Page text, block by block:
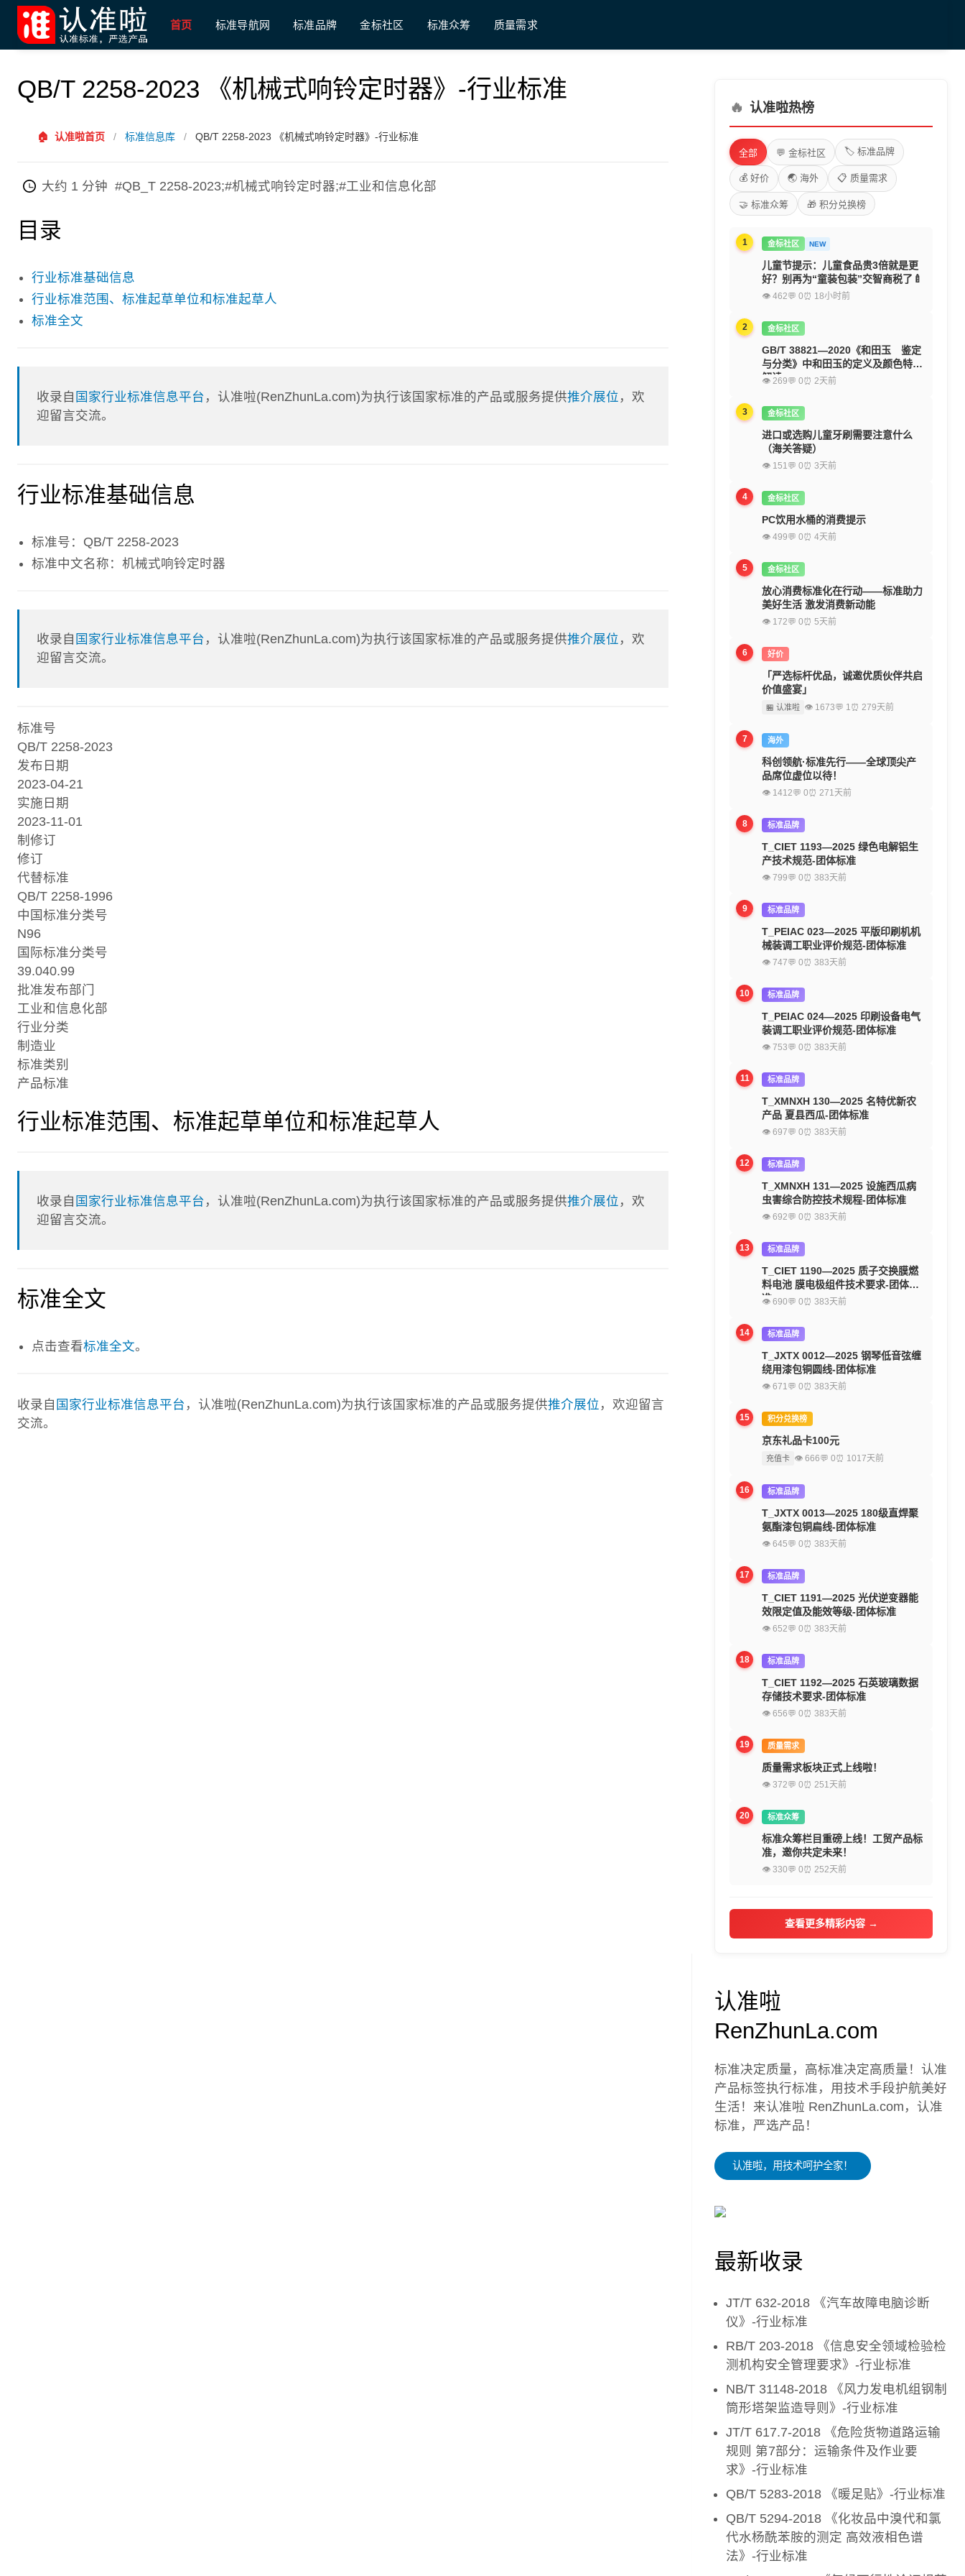
首页 标准导航网 标准品牌 金标社区 标准众筹 质量需求
QB/T 2258-2023 《机械式响铃定时器》-行业标准
🏠 认准啦首页 / 标准信息库 / QB/T 2258-2023 《机械式响铃定时器》-行业标准
大约 1 分钟 #QB_T 2258-2023;#机械式响铃定时器;#工业和信息化部
目录
行业标准基础信息
行业标准范围、标准起草单位和标准起草人
标准全文
收录自 国家行业标准信息平台 ，认准啦(RenZhunLa.com)为执行该国家标准的产品或服务提供推介展位 ，欢
迎留言交流。
行业标准基础信息
标准号：QB/T 2258-2023
标准中文名称：机械式响铃定时器
收录自 国家行业标准信息平台 ，认准啦(RenZhunLa.com)为执行该国家标准的产品或服务提供推介展位 ，欢
迎留言交流。
标准号
QB/T 2258-2023
发布日期
2023-04-21
实施日期
2023-11-01
制修订
修订
代替标准
QB/T 2258-1996
中国标准分类号
N96
国际标准分类号
39.040.99
批准发布部门
工业和信息化部
行业分类
制造业
标准类别
产品标准
行业标准范围、标准起草单位和标准起草人
收录自 国家行业标准信息平台 ，认准啦(RenZhunLa.com)为执行该国家标准的产品或服务提供推介展位 ，欢
迎留言交流。
标准全文
点击查看标准全文。
收录自 国家行业标准信息平台 ，认准啦(RenZhunLa.com)为执行该国家标准的产品或服务提供推介展位 ，欢迎留言
交流。
🔥 认准啦热榜
全部 💬 金标社区 🏷️ 标准品牌
💰 好价 🌏 海外 📋 质量需求
🤝 标准众筹 🎁 积分兑换榜
1 金标社区 NEW
儿童节提示：儿童食品贵3倍就是更
好？别再为“童装包装”交智商税了🍼
👁 462💬 0⏰ 18小时前
2 金标社区
GB/T 38821—2020《和田玉 鉴定
与分类》中和田玉的定义及颜色特征
解读
👁 269💬 0⏰ 2天前
3 金标社区
进口或选购儿童牙刷需要注意什么
（海关答疑）
👁 151💬 0⏰ 3天前
4 金标社区
PC饮用水桶的消费提示
👁 499💬 0⏰ 4天前
5 金标社区
放心消费标准化在行动——标准助力
美好生活 激发消费新动能
👁 172💬 0⏰ 5天前
6 好价
「严选标杆优品，诚邀优质伙伴共启
价值盛宴」
🏪 认准啦 👁 1673💬 1⏰ 279天前
7 海外
科创领航·标准先行——全球顶尖产
品席位虚位以待！
👁 1412💬 0⏰ 271天前
8 标准品牌
T_CIET 1193—2025 绿色电解铝生
产技术规范-团体标准
👁 799💬 0⏰ 383天前
9 标准品牌
T_PEIAC 023—2025 平版印刷机机
械装调工职业评价规范-团体标准
👁 747💬 0⏰ 383天前
10 标准品牌
T_PEIAC 024—2025 印刷设备电气
装调工职业评价规范-团体标准
👁 753💬 0⏰ 383天前
11 标准品牌
T_XMNXH 130—2025 名特优新农
产品 夏县西瓜-团体标准
👁 697💬 0⏰ 383天前
12 标准品牌
T_XMNXH 131—2025 设施西瓜病
虫害综合防控技术规程-团体标准
👁 692💬 0⏰ 383天前
13 标准品牌
T_CIET 1190—2025 质子交换膜燃
料电池 膜电极组件技术要求-团体标
准
👁 690💬 0⏰ 383天前
14 标准品牌
T_JXTX 0012—2025 钢琴低音弦缠
绕用漆包铜圆线-团体标准
👁 671💬 0⏰ 383天前
15 积分兑换榜
京东礼品卡100元
充值卡 👁 666💬 0⏰ 1017天前
16 标准品牌
T_JXTX 0013—2025 180级直焊聚
氨酯漆包铜扁线-团体标准
👁 645💬 0⏰ 383天前
17 标准品牌
T_CIET 1191—2025 光伏逆变器能
效限定值及能效等级-团体标准
👁 652💬 0⏰ 383天前
18 标准品牌
T_CIET 1192—2025 石英玻璃数据
存储技术要求-团体标准
👁 656💬 0⏰ 383天前
19 质量需求
质量需求板块正式上线啦！
👁 372💬 0⏰ 251天前
20 标准众筹
标准众筹栏目重磅上线！工贸产品标
准，邀你共定未来！
👁 330💬 0⏰ 252天前
查看更多精彩内容 →
认准啦
RenZhunLa.com
标准决定质量，高标准决定高质量！认准
产品标签执行标准，用技术手段护航美好
生活！来认准啦 RenZhunLa.com，认准
标准，严选产品！
认准啦，用技术呵护全家！
最新收录
JT/T 632-2018 《汽车故障电脑诊断
仪》-行业标准
RB/T 203-2018 《信息安全领域检验检
测机构安全管理要求》-行业标准
NB/T 31148-2018 《风力发电机组钢制
筒形塔架监造导则》-行业标准
JT/T 617.7-2018 《危险货物道路运输
规则 第7部分：运输条件及作业要
求》-行业标准
QB/T 5283-2018 《暖足贴》-行业标准
QB/T 5294-2018 《化妆品中溴代和氯
代水杨酰苯胺的测定 高效液相色谱
法》-行业标准